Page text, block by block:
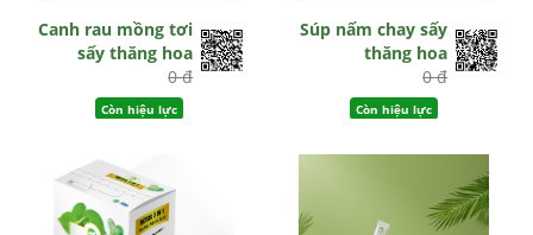
Canh rau mồng tơi
sấy thăng hoa
0 đ
Còn hiệu lực
Súp nấm chay sấy
thăng hoa
0 đ
Còn hiệu lực